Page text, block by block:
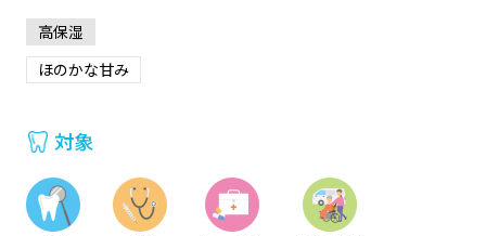
高保湿
ほのかな甘み
対象